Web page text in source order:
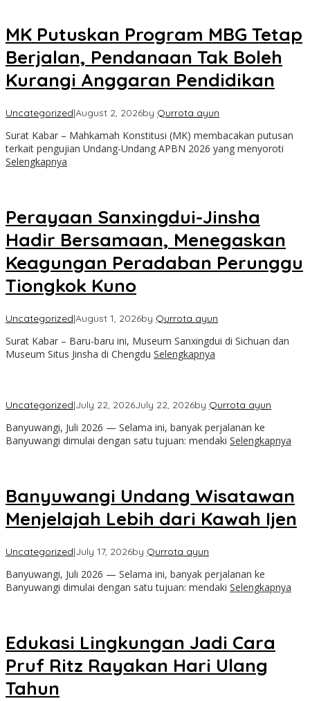
MK Putuskan Program MBG Tetap
Berjalan, Pendanaan Tak Boleh
Kurangi Anggaran Pendidikan
Uncategorized|August 2, 2026by Qurrota ayun
Surat Kabar – Mahkamah Konstitusi (MK) membacakan putusan
terkait pengujian Undang-Undang APBN 2026 yang menyoroti
Selengkapnya
Perayaan Sanxingdui-Jinsha
Hadir Bersamaan, Menegaskan
Keagungan Peradaban Perunggu
Tiongkok Kuno
Uncategorized|August 1, 2026by Qurrota ayun
Surat Kabar – Baru-baru ini, Museum Sanxingdui di Sichuan dan
Museum Situs Jinsha di Chengdu Selengkapnya
Uncategorized|July 22, 2026July 22, 2026by Qurrota ayun
Banyuwangi, Juli 2026 — Selama ini, banyak perjalanan ke
Banyuwangi dimulai dengan satu tujuan: mendaki Selengkapnya
Banyuwangi Undang Wisatawan
Menjelajah Lebih dari Kawah Ijen
Uncategorized|July 17, 2026by Qurrota ayun
Banyuwangi, Juli 2026 — Selama ini, banyak perjalanan ke
Banyuwangi dimulai dengan satu tujuan: mendaki Selengkapnya
Edukasi Lingkungan Jadi Cara
Pruf Ritz Rayakan Hari Ulang
Tahun